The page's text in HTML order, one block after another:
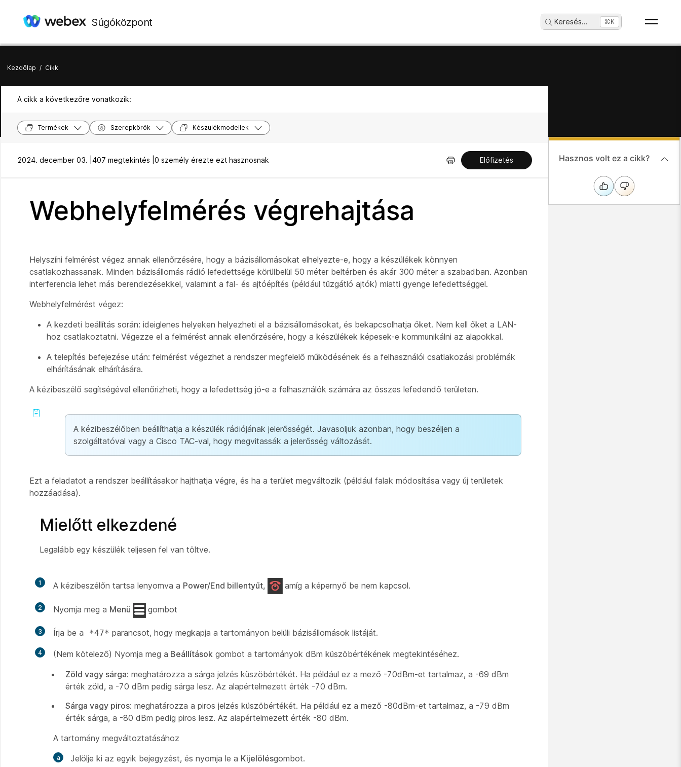
Súgóközpont Keresés... ⌘K
Kezdőlap / Cikk
A cikk a következőre vonatkozik:
Termékek Szerepkörök Készülékmodellek
2024. december 03. | 407 megtekintés | 0 személy érezte ezt hasznosnak Előfizetés
Webhelyfelmérés végrehajtása
Helyszíni felmérést végez annak ellenőrzésére, hogy a bázisállomásokat elhelyezte-e, hogy a készülékek könnyen
csatlakozhassanak. Minden bázisállomás rádió lefedettsége körülbelül 50 méter beltérben és akár 300 méter a szabadban. Azonban
interferencia lehet más berendezésekkel, valamint a fal- és ajtóépítés (például tűzgátló ajtók) miatti gyenge lefedettséggel.
Webhelyfelmérést végez:
A kezdeti beállítás során: ideiglenes helyeken helyezheti el a bázisállomásokat, és bekapcsolhatja őket. Nem kell őket a LAN-
hoz csatlakoztatni. Végezze el a felmérést annak ellenőrzésére, hogy a készülékek képesek-e kommunikálni az alapokkal.
A telepítés befejezése után: felmérést végezhet a rendszer megfelelő működésének és a felhasználói csatlakozási problémák
elhárításának elhárítására.
A kézibeszélő segítségével ellenőrizheti, hogy a lefedettség jó-e a felhasználók számára az összes lefedendő területen.
A kézibeszélőben beállíthatja a készülék rádiójának jelerősségét. Javasoljuk azonban, hogy beszéljen a
szolgáltatóval vagy a Cisco TAC-val, hogy megvitassák a jelerősség változását.
Ezt a feladatot a rendszer beállításakor hajthatja végre, és ha a terület megváltozik (például falak módosítása vagy új területek
hozzáadása).
Mielőtt elkezdené
Legalább egy készülék teljesen fel van töltve.
1 A kézibeszélőn tartsa lenyomva a Power/End billentyűt, amíg a képernyő be nem kapcsol.
2 Nyomja meg a Menü gombot
3 Írja be a *47* parancsot, hogy megkapja a tartományon belüli bázisállomások listáját.
4 (Nem kötelező) Nyomja meg a Beállítások gombot a tartományok dBm küszöbértékének megtekintéséhez.
Zöld vagy sárga: meghatározza a sárga jelzés küszöbértékét. Ha például ez a mező -70dBm-et tartalmaz, a -69 dBm
érték zöld, a -70 dBm pedig sárga lesz. Az alapértelmezett érték -70 dBm.
Sárga vagy piros: meghatározza a piros jelzés küszöbértékét. Ha például ez a mező -80dBm-et tartalmaz, a -79 dBm
érték sárga, a -80 dBm pedig piros lesz. Az alapértelmezett érték -80 dBm.
A tartomány megváltoztatásához
Jelölje ki az egyik bejegyzést, és nyomja le a Kijelölésgombot.
Hasznos volt ez a cikk?